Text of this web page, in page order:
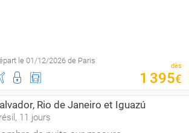
le 01/12/2026 de Paris
dès
1 395€
Rio de Janeiro et Iguazú
11 jours